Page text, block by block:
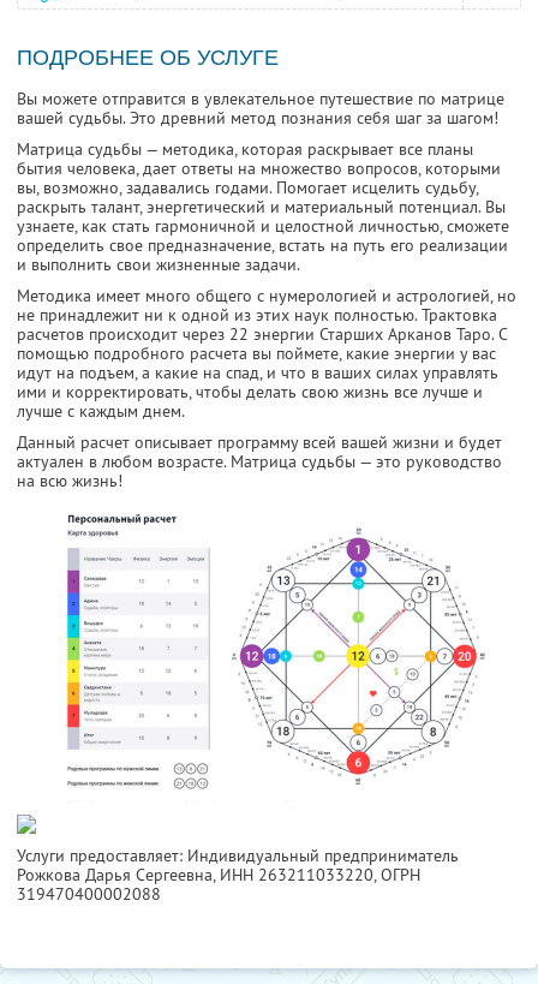
ПОДРОБНЕЕ ОБ УСЛУГЕ
Вы можете отправится в увлекательное путешествие по матрице
вашей судьбы. Это древний метод познания себя шаг за шагом!
Матрица судьбы — методика, которая раскрывает все планы
бытия человека, дает ответы на множество вопросов, которыми
вы, возможно, задавались годами. Помогает исцелить судьбу,
раскрыть талант, энергетический и материальный потенциал. Вы
узнаете, как стать гармоничной и целостной личностью, сможете
определить свое предназначение, встать на путь его реализации
и выполнить свои жизненные задачи.
Методика имеет много общего с нумерологией и астрологией, но
не принадлежит ни к одной из этих наук полностью. Трактовка
расчетов происходит через 22 энергии Старших Арканов Таро. С
помощью подробного расчета вы поймете, какие энергии у вас
идут на подъем, а какие на спад, и что в ваших силах управлять
ими и корректировать, чтобы делать свою жизнь все лучше и
лучше с каждым днем.
Данный расчет описывает программу всей вашей жизни и будет
актуален в любом возрасте. Матрица судьбы — это руководство
на всю жизнь!
Услуги предоставляет: Индивидуальный предприниматель
Рожкова Дарья Сергеевна, ИНН 263211033220, ОГРН
319470400002088